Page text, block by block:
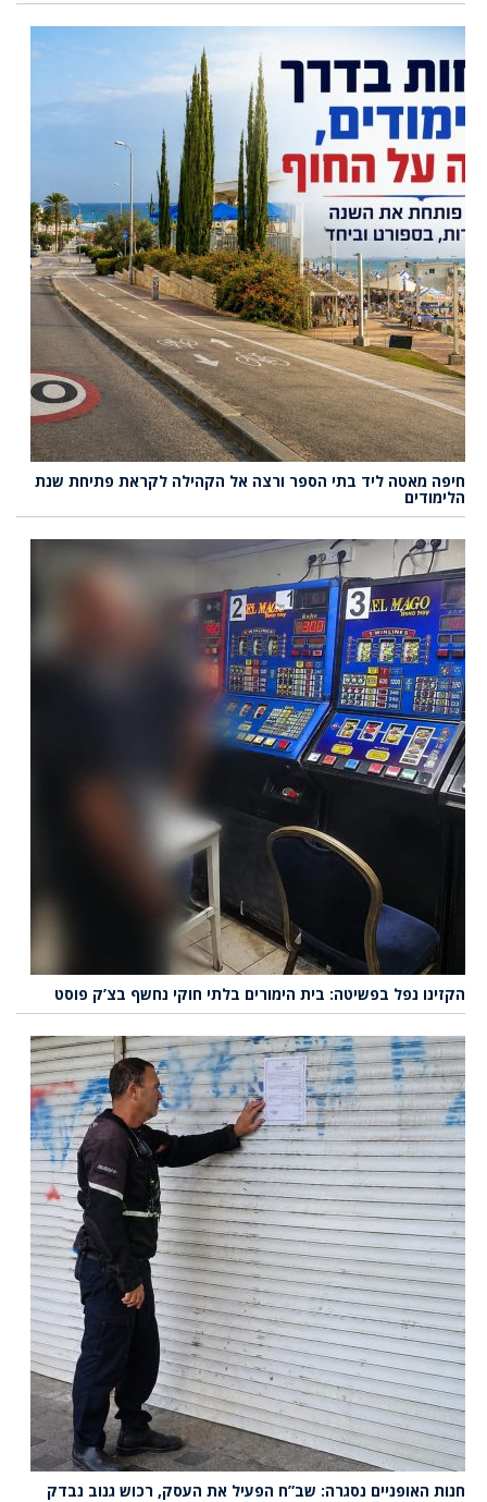
חיפה מאטה ליד בתי הספר ורצה אל הקהילה לקראת פתיחת שנת
הלימודים
הקזינו נפל בפשיטה: בית הימורים בלתי חוקי נחשף בצ’ק פוסט
חנות האופניים נסגרה: שב”ח הפעיל את העסק, רכוש גנוב נבדק